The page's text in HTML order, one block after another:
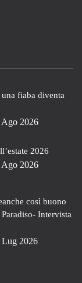
fiaba diventa
Ago 2026
2026
Ago 2026
così buono
Intervista
Lug 2026